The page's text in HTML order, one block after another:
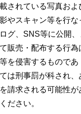
されている写真およ
やスキャン等を行な
グ、SNS等に公開、
販売・配布する行為
を侵害するものであ
は刑事罰が科され、
請求される可能性が
ださい。